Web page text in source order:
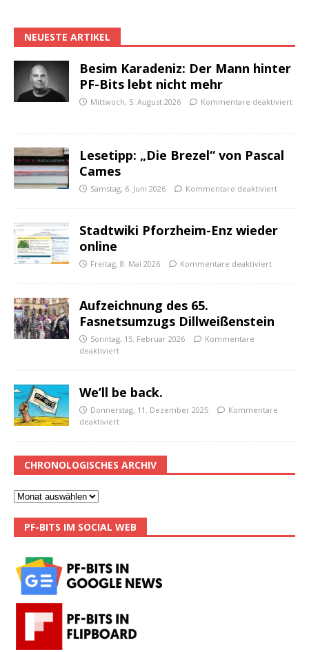
NEUESTE ARTIKEL
Besim Karadeniz: Der Mann hinter
PF-Bits lebt nicht mehr
Mittwoch, 5. August 2026 Kommentare deaktiviert
Lesetipp: „Die Brezel“ von Pascal
Cames
Samstag, 6. Juni 2026 Kommentare deaktiviert
Stadtwiki Pforzheim-Enz wieder
online
Freitag, 8. Mai 2026 Kommentare deaktiviert
Aufzeichnung des 65.
Fasnetsumzugs Dillweißenstein
Sonntag, 15. Februar 2026
Kommentare
deaktiviert
We’ll be back.
Donnerstag, 11. Dezember 2025
Kommentare
deaktiviert
CHRONOLOGISCHES ARCHIV
PF-BITS IM SOCIAL WEB